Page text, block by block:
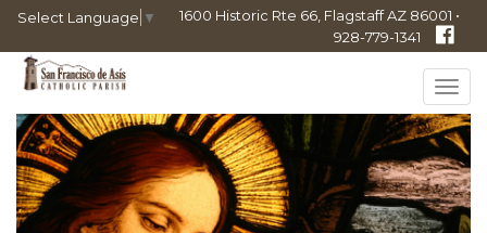
Select Language ▼
1600 Historic Rte 66, Flagstaff AZ 86001 •
928-779-1341